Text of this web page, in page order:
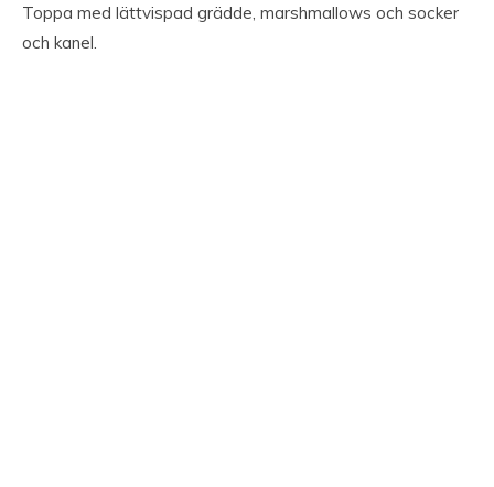
Toppa med lättvispad grädde, marshmallows och socker
och kanel.